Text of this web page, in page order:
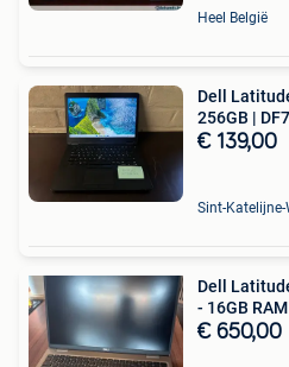
Heel België
Dell Latitude 7470
256GB |
€ 139,00
Sint-Katelijne-
Dell
- 16GB
€ 650,00